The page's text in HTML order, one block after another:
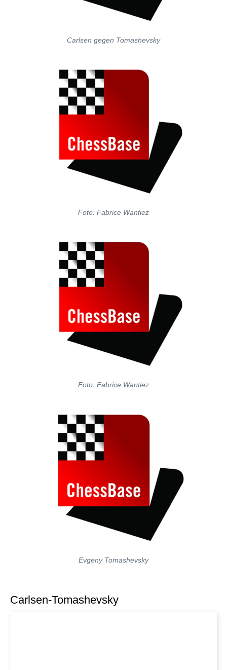
Carlsen gegen Tomashevsky
Foto: Fabrice Wantiez
Foto: Fabrice Wantiez
Evgeny Tomashevsky
Carlsen-Tomashevsky